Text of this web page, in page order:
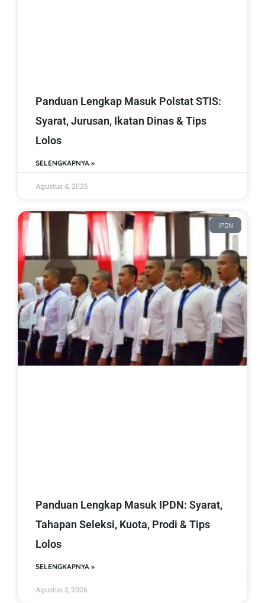
Panduan Lengkap Masuk Polstat STIS:
Syarat, Jurusan, Ikatan Dinas & Tips
Lolos
SELENGKAPNYA »
Agustus 4, 2026
IPDN
Panduan Lengkap Masuk IPDN: Syarat,
Tahapan Seleksi, Kuota, Prodi & Tips
Lolos
SELENGKAPNYA »
Agustus 3, 2026